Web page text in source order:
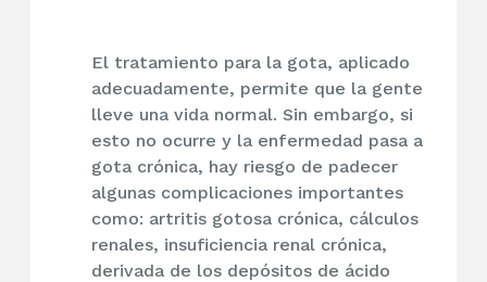
El tratamiento para la gota, aplicado
adecuadamente, permite que la gente
lleve una vida normal. Sin embargo, si
esto no ocurre y la enfermedad pasa a
gota crónica, hay riesgo de padecer
algunas complicaciones importantes
como: artritis gotosa crónica, cálculos
renales, insuficiencia renal crónica,
derivada de los depósitos de ácido